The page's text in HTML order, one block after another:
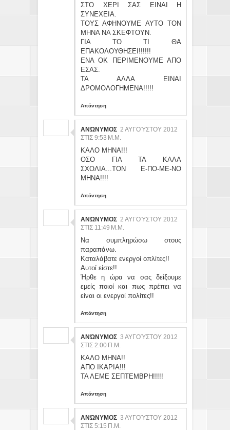
ΣΤΟ ΧΕΡΙ ΣΑΣ ΕΙΝΑΙ Η
ΣΥΝΕΧΕΙΑ.
ΤΟΥΣ ΑΦΗΝΟΥΜΕ ΑΥΤΟ ΤΟΝ
ΜΗΝΑ ΝΑ ΣΚΕΦΤΟΥΝ.
ΓΙΑ ΤΟ ΤΙ ΘΑ
ΕΠΑΚΟΛΟΥΘΗΣΕΙ!!!!!!
ΕΝΑ ΟΚ ΠΕΡΙΜΕΝΟΥΜΕ ΑΠΟ
ΕΣΑΣ.
ΤΑ ΑΛΛΑ ΕΙΝΑΙ
ΔΡΟΜΟΛΟΓΗΜΕΝΑ!!!!!
Απάντηση
ΑΝΏΝΥΜΟΣ 2 ΑΥΓΟΎΣΤΟΥ 2012
ΣΤΙΣ 9:53 Μ.Μ.
ΚΑΛΟ ΜΗΝΑ!!!
ΟΣΟ ΓΙΑ ΤΑ ΚΑΛΑ
ΣΧΟΛΙΑ...ΤΟΝ Ε-ΠΟ-ΜΕ-ΝΟ
ΜΗΝΑ!!!!
Απάντηση
ΑΝΏΝΥΜΟΣ 2 ΑΥΓΟΎΣΤΟΥ 2012
ΣΤΙΣ 11:49 Μ.Μ.
Να συμπληρώσω στους
παραπάνω.
Καταλάβατε ενεργοί οπλίτες!!
Αυτοί είστε!!
Ήρθε η ώρα να σας δείξουμε
εμείς ποιοί και πως πρέπει να
είναι οι ενεργοί πολίτες!!
Απάντηση
ΑΝΏΝΥΜΟΣ 3 ΑΥΓΟΎΣΤΟΥ 2012
ΣΤΙΣ 2:00 Π.Μ.
ΚΑΛΟ ΜΗΝΑ!!
ΑΠΟ ΙΚΑΡΙΑ!!!
ΤΑ ΛΕΜΕ ΣΕΠΤΕΜΒΡΗ!!!!!
Απάντηση
ΑΝΏΝΥΜΟΣ 3 ΑΥΓΟΎΣΤΟΥ 2012
ΣΤΙΣ 5:15 Π.Μ.